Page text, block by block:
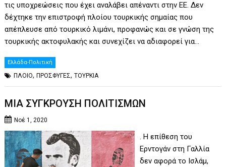
τις υποχρεώσεις που έχει αναλάβει απέναντι στην ΕΕ. Δεν
δέχτηκε την επιστροφή πλοίου τουρκικής σημαίας που
απέπλευσε από τουρκικό λιμάνι, προφανώς και σε γνώση της
τουρκικής ακτοφυλακής και συνεχίζει να αδιαφορεί για…
Ελλάδα-Πολιτική
ΠΛΟΙΟ,ΠΡΟΣΦΥΓΕΣ,ΤΟΥΡΚΙΑ
ΜΙΑ ΣΥΓΚΡΟΥΣΗ ΠΟΛΙΤΙΣΜΩΝ
Νοέ 1, 2020
. Η επίθεση του
Ερντογάν στη Γαλλία
δεν αφορά το Ισλάμ,